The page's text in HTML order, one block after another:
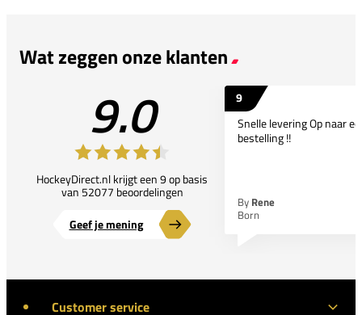
Wat zeggen onze klanten
9.0
HockeyDirect.nl krijgt een 9 op basis
van 52077 beoordelingen
Geef je mening
9
Snelle levering Op naar
bestelling !!
By Rene
Born
Customer service